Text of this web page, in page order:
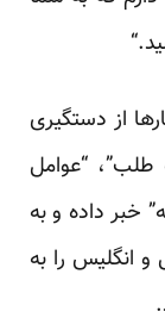
از دستگیری
طلب”، “عوامل
‏شرکت در بمبگذاری”، و “گروه های محاربه”‏‎ ‎خبر داده و به
‏انگلیس را به